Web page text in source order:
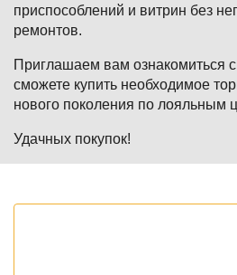
приспособлений и витрин без
ремонтов.
Приглашаем вам ознакомиться
сможете купить необходимое
нового поколения по лояльным
Удачных покупок!
"Мастер